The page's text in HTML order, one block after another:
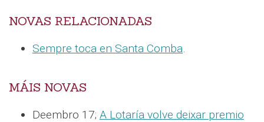
NOVAS RELACIONADAS
Sempre toca en Santa Comba.
MÁIS NOVAS
Deembro 17; A Lotaría volve deixar premio